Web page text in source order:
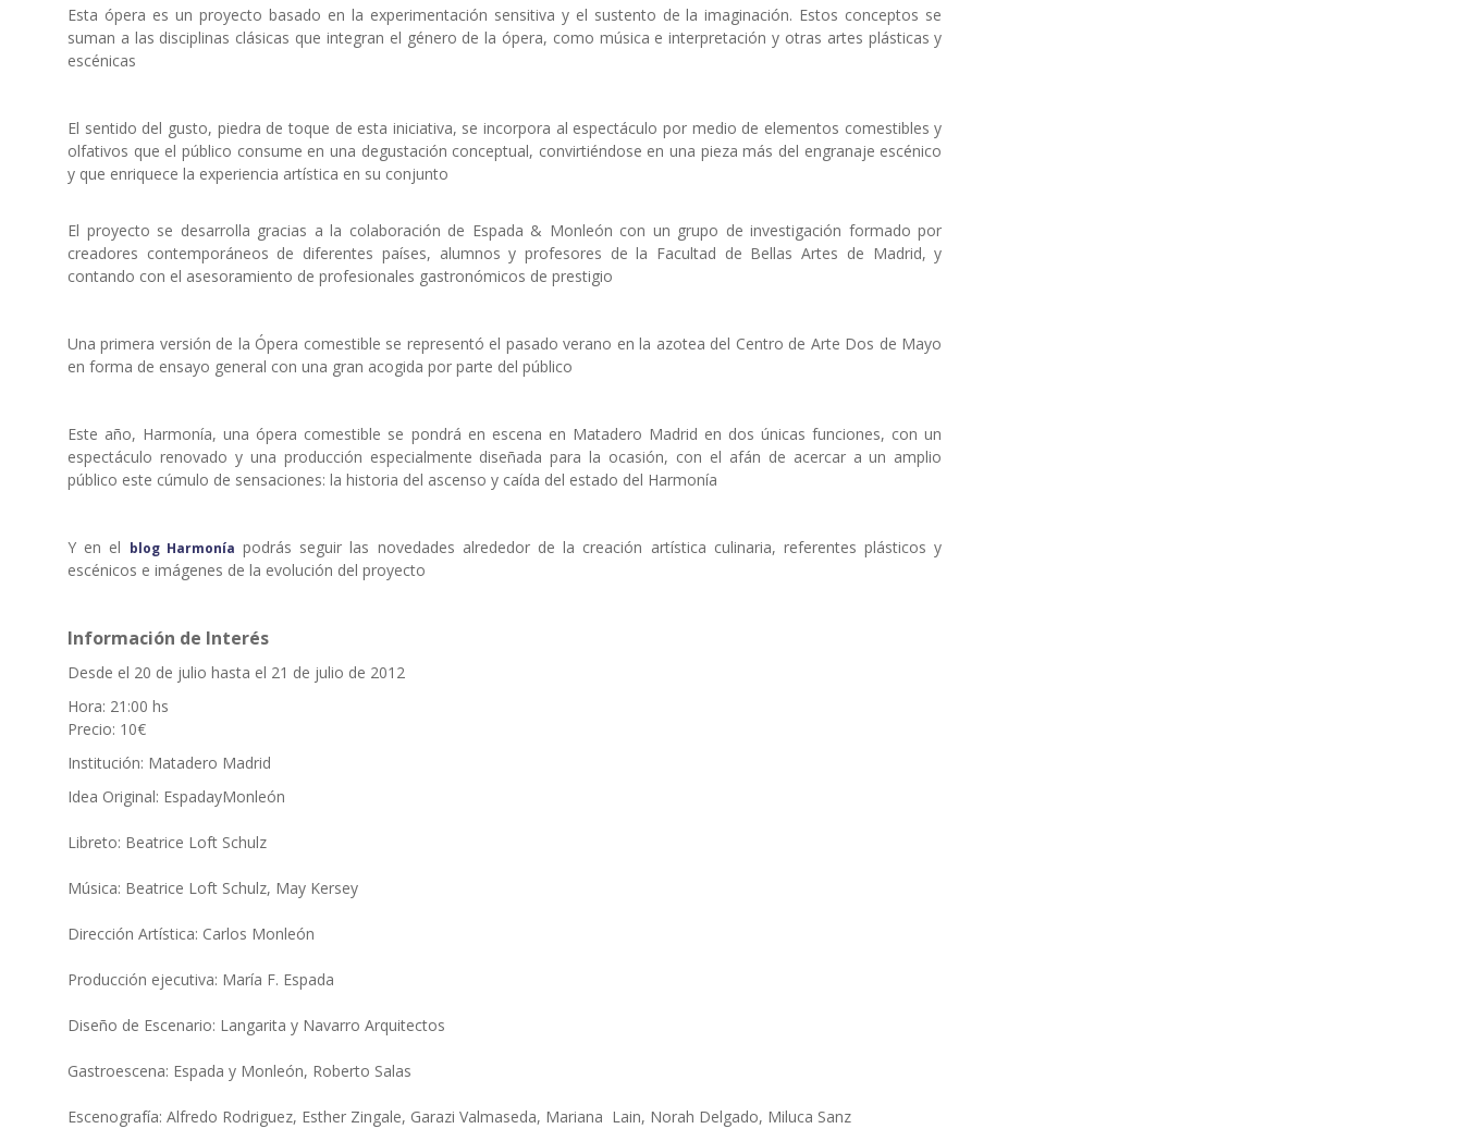
Esta ópera es un proyecto basado en la experimentación sensitiva y el sustento de la imaginación. Estos conceptos se
suman a las disciplinas clásicas que integran el género de la ópera, como música e interpretación y otras artes plásticas y
escénicas
El sentido del gusto, piedra de toque de esta iniciativa, se incorpora al espectáculo por medio de elementos comestibles y
olfativos que el público consume en una degustación conceptual, convirtiéndose en una pieza más del engranaje escénico
y que enriquece la experiencia artística en su conjunto
El proyecto se desarrolla gracias a la colaboración de Espada & Monleón con un grupo de investigación formado por
creadores contemporáneos de diferentes países, alumnos y profesores de la Facultad de Bellas Artes de Madrid, y
contando con el asesoramiento de profesionales gastronómicos de prestigio
Una primera versión de la Ópera comestible se representó el pasado verano en la azotea del Centro de Arte Dos de Mayo
en forma de ensayo general con una gran acogida por parte del público
Este año, Harmonía, una ópera comestible se pondrá en escena en Matadero Madrid en dos únicas funciones, con un
espectáculo renovado y una producción especialmente diseñada para la ocasión, con el afán de acercar a un amplio
público este cúmulo de sensaciones: la historia del ascenso y caída del estado del Harmonía
Y en el blog Harmonía podrás seguir las novedades alrededor de la creación artística culinaria, referentes plásticos y
escénicos e imágenes de la evolución del proyecto
Información de Interés
Desde el 20 de julio hasta el 21 de julio de 2012
Hora: 21:00 hs
Precio: 10€
Institución: Matadero Madrid
Idea Original: EspadayMonleón
Libreto: Beatrice Loft Schulz
Música: Beatrice Loft Schulz, May Kersey
Dirección Artística: Carlos Monleón
Producción ejecutiva: María F. Espada
Diseño de Escenario: Langarita y Navarro Arquitectos
Gastroescena: Espada y Monleón, Roberto Salas
Escenografía: Alfredo Rodriguez, Esther Zingale, Garazi Valmaseda, Mariana Lain, Norah Delgado, Miluca Sanz